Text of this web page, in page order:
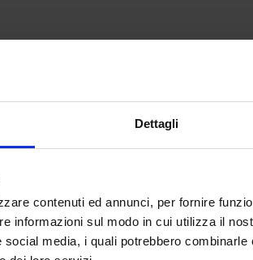
Dettagli
contenuti ed annunci, per fornire
informazioni sul modo in cui utilizza il
media, i quali potrebbero